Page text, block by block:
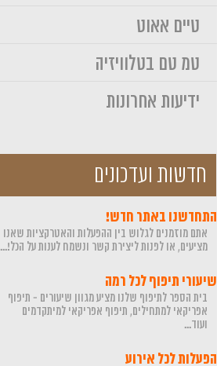
טיים אאוט
טמ טם בטלוויזיה
ידיעות אחרונות
חדשות ועדכונים
התחדשנו באתר חדש!
אתם מוזמנים לגלוש בין ההפעלות והאטרקציות שאנו
מציעים, או לפנות ליצירת קשר ונשמח לענות על הכל!...
שיעורי תיפוף לכל רמה
בית הספר לתיפוף שלנו מציע מגוון שיעורים - תיפוף
אפריקאי למתחילים, תיפוף אפריקאי למיתקדמים
ועוד...
הפעלות לכל אירוע